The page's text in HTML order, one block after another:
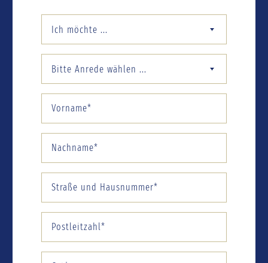
Ich möchte ...
Bitte Anrede wählen ...